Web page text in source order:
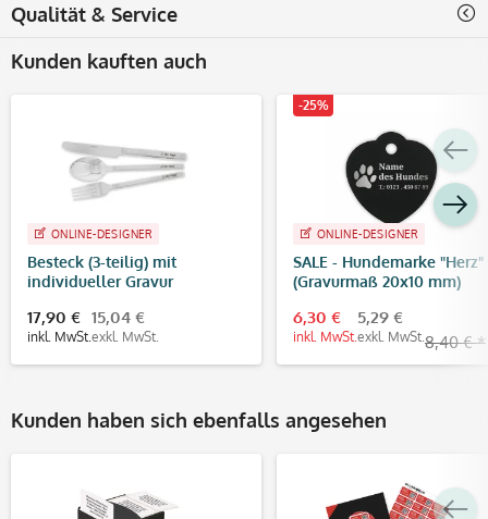
Qualität & Service
Kunden kauften auch
ONLINE-DESIGNER
Besteck (3-teilig) mit
individueller Gravur
17,90 €
inkl. MwSt.
15,04 €
exkl. MwSt.
-25%
ONLINE-DESIGNER
SALE - Hundemarke "Herz"
(Gravurmaß 20x10 mm)
6,30 €
inkl. MwSt.
5,29 €
exkl. MwSt. 8,40 € *
Kunden haben sich ebenfalls angesehen